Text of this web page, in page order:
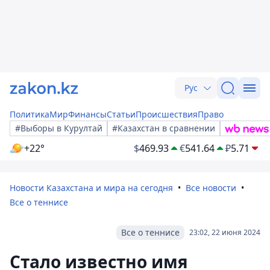
Рус
ПолитикаМирФинансыСтатьиПроисшествияПраво
#Выборы в Курултай
#Казахстан в сравнении
+22° $469.93 €541.64 ₽5.71
Новости Казахстана и мира на сегодня
Все новости
Все о теннисе
23:02, 22 июня 2024
Все о теннисе
Стало известно имя